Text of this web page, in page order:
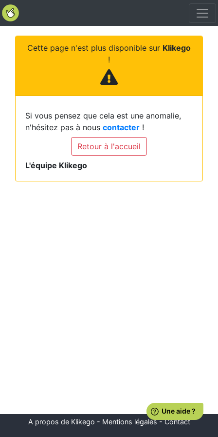
Cette page n'est plus disponible sur Klikego
!
Si vous pensez que cela est une anomalie,
n'hésitez pas à nous contacter !
Retour à l'accueil
L'équipe Klikego
A propos de Klikego - Mentions légales-Contact